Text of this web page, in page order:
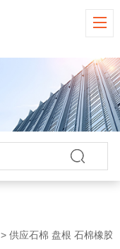
> 供应石棉 盘根 石棉橡胶盘根 铅粉石棉盘根